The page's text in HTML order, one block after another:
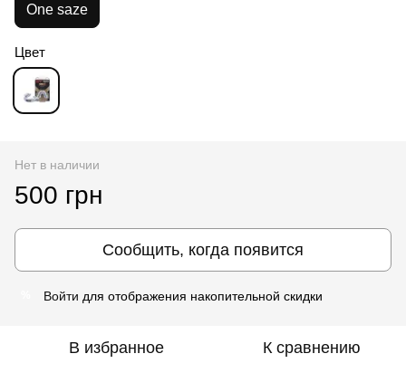
One saze
Цвет
Нет в наличии
500 грн
Сообщить, когда появится
Войти для отображения накопительной скидки
В избранное К сравнению